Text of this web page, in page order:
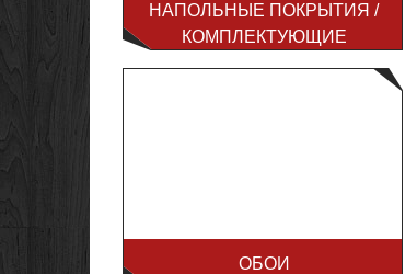
НАПОЛЬНЫЕ ПОКРЫТИЯ /
КОМПЛЕКТУЮЩИЕ
ОБОИ